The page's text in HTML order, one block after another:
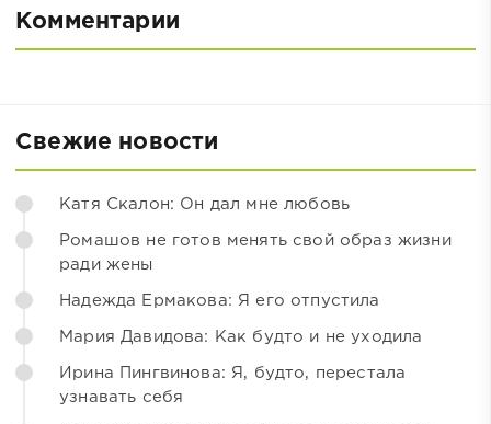
Комментарии
Свежие новости
Катя Скалон: Он дал мне любовь
Ромашов не готов менять свой образ жизни
ради жены
Надежда Ермакова: Я его отпустила
Мария Давидова: Как будто и не уходила
Ирина Пингвинова: Я, будто, перестала
узнавать себя